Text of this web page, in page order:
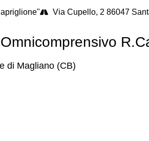
Via Cupello, 2 86047
di Magliano (CB)